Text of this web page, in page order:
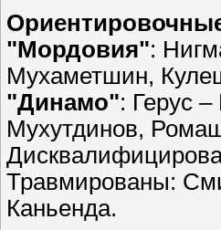
"Мордовия":
Мухаметшин,
"Динамо": Герус
Мухутдинов,
Травмированы:
Каньенда.